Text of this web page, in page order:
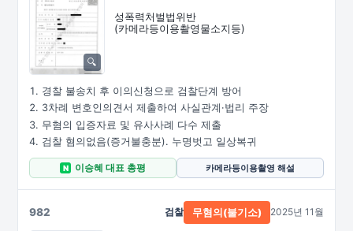
성폭력처벌법위반
(카메라등이용촬영물소지등)
경찰 불송치 후 이의신청으로 검찰단계 방어
3차례 변호인의견서 제출하여 사실관계·법리 주장
무혐의 입증자료 및 유사사례 다수 제출
검찰 혐의없음(증거불충분). 누명벗고 일상복귀
N 이승혜 대표 총평 카메라등이용촬영 해설
982 검찰 무혐의(불기소) 2025년 11월